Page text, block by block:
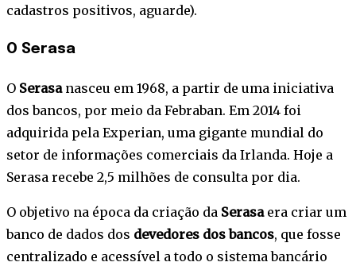
cadastros positivos, aguarde).
O Serasa
O Serasanasceu em 1968, a partir de uma iniciativa
dos bancos, por meio da Febraban. Em 2014 foi
adquirida pela Experian, uma gigante mundial do
setor de informações comerciais da Irlanda. Hoje a
Serasa recebe 2,5 milhões de consulta por dia.
O objetivo na época da criação da Serasaera criar um
banco de dados dos devedores dos bancos, que fosse
centralizado e acessível a todo o sistema bancário